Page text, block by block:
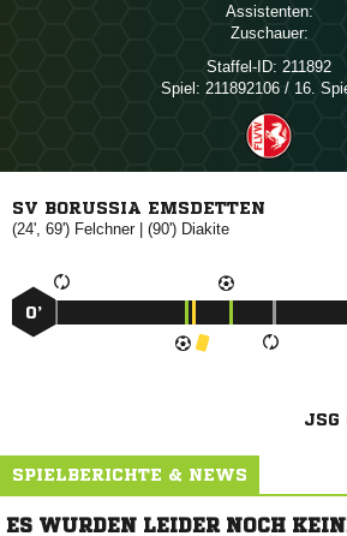
Assistenten:
Zuschauer:
Staffel-ID: 211892
Spiel: 211892106 / 16.
SV BORUSSIA EMSDETTEN
(24', 69') | (90') 
0’
JSG
SPIELBERICHTE & NEWS
ES WURDEN LEIDER NOCH